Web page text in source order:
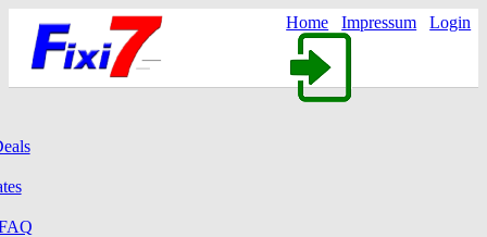
Home Impressum Login